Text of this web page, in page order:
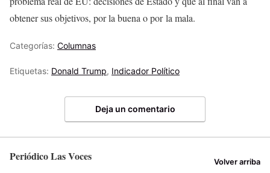
obtener sus objetivos, por la buena o por la mala.
Categorías: Columnas
Etiquetas: Donald Trump, Indicador Político
Deja un comentario
Periódico Las Voces Volver arriba